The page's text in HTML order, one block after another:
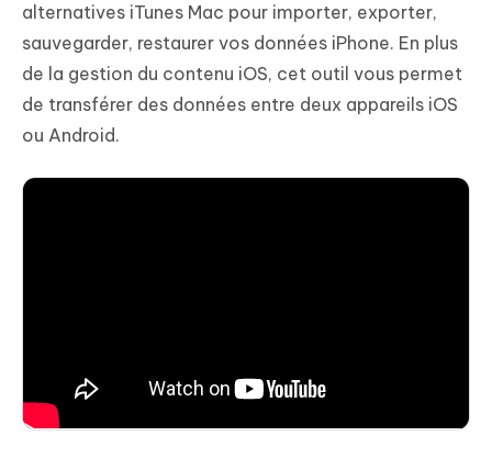
alternatives iTunes Mac pour importer, exporter,
sauvegarder, restaurer vos données iPhone. En plus
de la gestion du contenu iOS, cet outil vous permet
de transférer des données entre deux appareils iOS
ou Android.